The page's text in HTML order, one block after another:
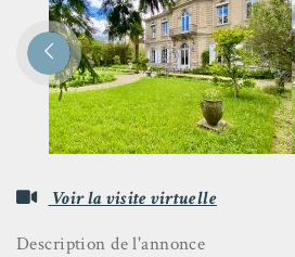

Voir la visite virtuelle
Description de l'annonce